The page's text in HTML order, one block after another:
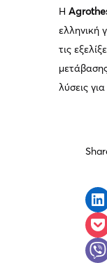
Η
ελληνική
τις
λύσεις
Share on LinkedIn
Share on Pocket
Share on Viber